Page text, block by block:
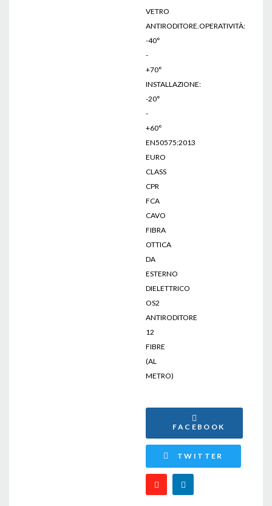
VETRO
ANTIRODITORE.OPERATIVITÀ:
-40°
-
+70°
INSTALLAZIONE:
-20°
-
+60°
EN50575:2013
EURO
CLASS
CPR
FCA
CAVO
FIBRA
OTTICA
DA
ESTERNO
DIELETTRICO
OS2
ANTIRODITORE
12
FIBRE
(AL
METRO)
FACEBOOK
TWITTER